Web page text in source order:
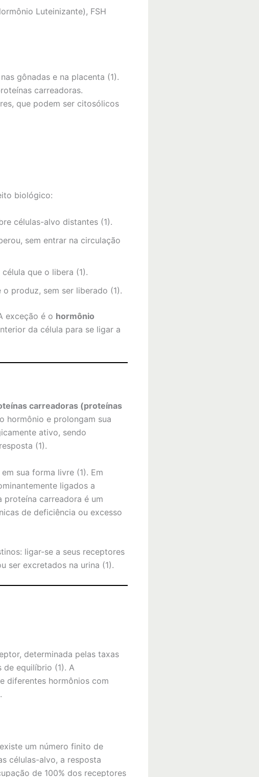
Luteinizante), FSH
gônadas e na placenta (1).
carreadoras.
que podem ser citosólicos
biológico:
células-alvo distantes (1).
sem entrar na circulação
que o libera (1).
produz, sem ser liberado (1).
exceção é o hormônio
da célula para se ligar a
carreadoras (proteínas
hormônio e prolongam sua
ativo, sendo
(1).
sua forma livre (1). Em
ligados a
proteína carreadora é um
de deficiência ou excesso
ligar-se a seus receptores
ser excretados na urina (1).
determinada pelas taxas
equilíbrio (1). A
diferentes hormônios com
um número finito de
células-alvo, a resposta
de 100% dos receptores